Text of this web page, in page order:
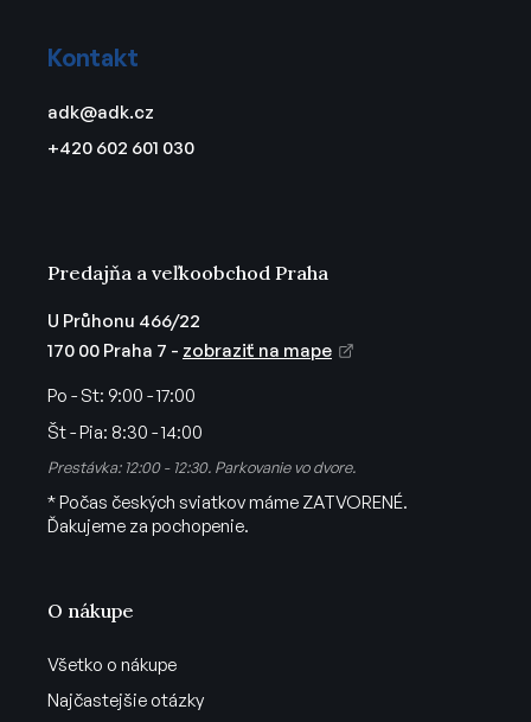
Kontakt
adk@adk.cz
+420 602 601 030
O nákupe
Všetko o nákupe
Najčastejšie otázky
Predajňa a veľkoobchod Praha
U Průhonu 466/22
170 00 Praha 7 - zobraziť na mape
Po - St: 9:00 - 17:00
Št - Pia: 8:30 - 14:00
Prestávka: 12:00 - 12:30. Parkovanie vo dvore.
* Počas českých sviatkov máme ZATVORENÉ.
Ďakujeme za pochopenie.